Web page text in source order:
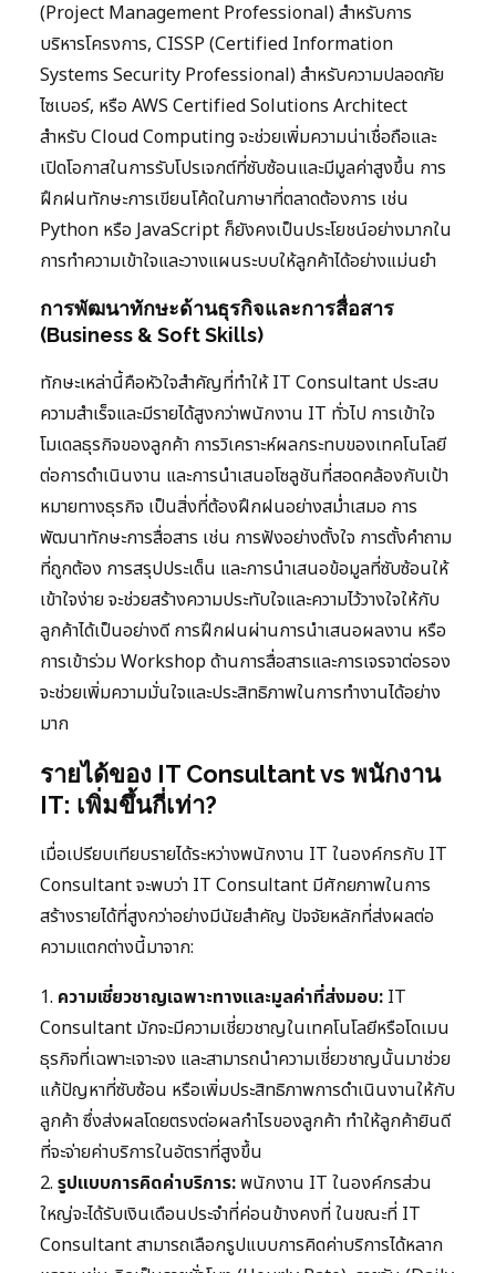
(Project Management Professional) สำหรับการ
บริหารโครงการ, CISSP (Certified Information
Systems Security Professional) สำหรับความปลอดภัย
ไซเบอร์, หรือ AWS Certified Solutions Architect
สำหรับ Cloud Computing จะช่วยเพิ่มความน่าเชื่อถือและ
เปิดโอกาสในการรับโปรเจกต์ที่ซับซ้อนและมีมูลค่าสูงขึ้น การ
ฝึกฝนทักษะการเขียนโค้ดในภาษาที่ตลาดต้องการ เช่น
Python หรือ JavaScript ก็ยังคงเป็นประโยชน์อย่างมากใน
การทำความเข้าใจและวางแผนระบบให้ลูกค้าได้อย่างแม่นยำ
การพัฒนาทักษะด้านธุรกิจและการสื่อสาร
(Business & Soft Skills)
ทักษะเหล่านี้คือหัวใจสำคัญที่ทำให้ IT Consultant ประสบ
ความสำเร็จและมีรายได้สูงกว่าพนักงาน IT ทั่วไป การเข้าใจ
โมเดลธุรกิจของลูกค้า การวิเคราะห์ผลกระทบของเทคโนโลยี
ต่อการดำเนินงาน และการนำเสนอโซลูชันที่สอดคล้องกับเป้า
หมายทางธุรกิจ เป็นสิ่งที่ต้องฝึกฝนอย่างสม่ำเสมอ การ
พัฒนาทักษะการสื่อสาร เช่น การฟังอย่างตั้งใจ การตั้งคำถาม
ที่ถูกต้อง การสรุปประเด็น และการนำเสนอข้อมูลที่ซับซ้อนให้
เข้าใจง่าย จะช่วยสร้างความประทับใจและความไว้วางใจให้กับ
ลูกค้าได้เป็นอย่างดี การฝึกฝนผ่านการนำเสนอผลงาน หรือ
การเข้าร่วม Workshop ด้านการสื่อสารและการเจรจาต่อรอง
จะช่วยเพิ่มความมั่นใจและประสิทธิภาพในการทำงานได้อย่าง
มาก
รายได้ของ IT Consultant vs พนักงาน
IT: เพิ่มขึ้นกี่เท่า?
เมื่อเปรียบเทียบรายได้ระหว่างพนักงาน IT ในองค์กรกับ IT
Consultant จะพบว่า IT Consultant มีศักยภาพในการ
สร้างรายได้ที่สูงกว่าอย่างมีนัยสำคัญ ปัจจัยหลักที่ส่งผลต่อ
ความแตกต่างนี้มาจาก:
1. ความเชี่ยวชาญเฉพาะทางและมูลค่าที่ส่งมอบ: IT
Consultant มักจะมีความเชี่ยวชาญในเทคโนโลยีหรือโดเมน
ธุรกิจที่เฉพาะเจาะจง และสามารถนำความเชี่ยวชาญนั้นมาช่วย
แก้ปัญหาที่ซับซ้อน หรือเพิ่มประสิทธิภาพการดำเนินงานให้กับ
ลูกค้า ซึ่งส่งผลโดยตรงต่อผลกำไรของลูกค้า ทำให้ลูกค้ายินดี
ที่จะจ่ายค่าบริการในอัตราที่สูงขึ้น
2. รูปแบบการคิดค่าบริการ:พนักงาน IT ในองค์กรส่วน
ใหญ่จะได้รับเงินเดือนประจำที่ค่อนข้างคงที่ ในขณะที่ IT
Consultant สามารถเลือกรูปแบบการคิดค่าบริการได้หลาก